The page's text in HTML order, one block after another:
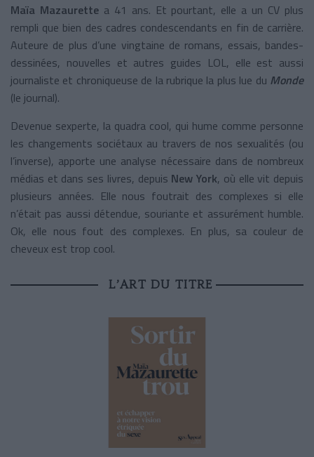
Maïa Mazaurettea 41 ans. Et pourtant, elle a un CV plus
rempli que bien des cadres condescendants en fin de carrière.
Auteure de plus d’une vingtaine de romans, essais, bandes-
dessinées, nouvelles et autres guides LOL, elle est aussi
journaliste et chroniqueuse de la rubrique la plus lue du Monde
(le journal).
Devenue sexperte, la quadra cool, qui hume comme personne
les changements sociétaux au travers de nos sexualités (ou
l’inverse), apporte une analyse nécessaire dans de nombreux
médias et dans ses livres, depuis New York, où elle vit depuis
plusieurs années. Elle nous foutrait des complexes si elle
n’était pas aussi détendue, souriante et assurément humble.
Ok, elle nous fout des complexes. En plus, sa couleur de
cheveux est trop cool.
L’ART DU TITRE